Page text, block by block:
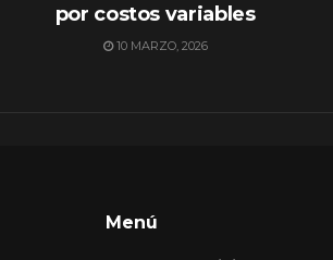
por costos variables
10 MARZO, 2026
Menú